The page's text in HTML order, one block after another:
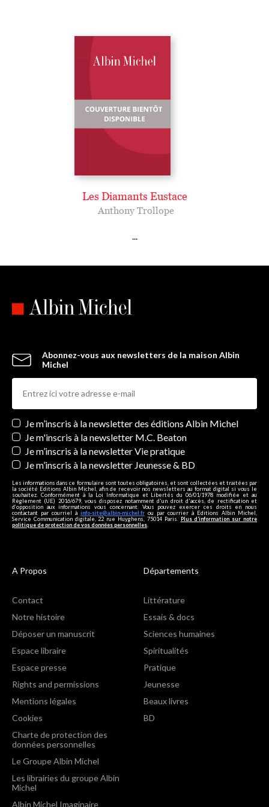
Les Diamants Eustace
Anthony Trollope
...
Abonnez-vous aux newsletters de la maison Albin
Michel
Newsletters
Je m’inscris à la newsletter des éditions Albin Michel
Je m'inscris à la newsletter M.C. Beaton
Je m’inscris à la newsletter Vie pratique
Je m’inscris à la newsletter Jeunesse & BD
Les informations dans ce formulaire sont toutes obligatoires, et sont collectées et traitées par
la société Editions Albin Michel, afin de recevoir nos newsletters au format digital si vous le
souhaitez. Conformément à la Loi Informatique et Libertés du 06/01/1978 modifiée et au
Règlement (UE) 2016/679, vous disposez notamment d'un droit d'accès, de rectification et
d’opposition aux informations vous concernant. Vous pouvez exercer ces droits en nous
contactant par courriel à info-site@albin-michel.fr ou par courrier à Editions Albin Michel,
Service Communication digitale, 22 rue Huyghens, 75014 Paris. Plus d’information sur notre
politique de protection de vos données personnelles
A Propos
Contact
Notre histoire
Déposer un manuscrit
Espace libraire
Espace presse
Rights and permissions
Mentions légales
Cookies
Charte de protection des
données personnelles
Le Groupe Albin Michel
Les librairies du groupe Albin
Michel
Albin Michel Imaginaire
Départements
Littérature
Essais & docs
Sciences humaines
Spiritualités
Pratique
Jeunesse
Beaux livres
BD